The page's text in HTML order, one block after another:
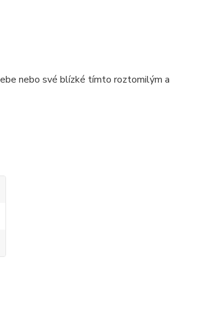
nebo své blízké tímto roztomilým a